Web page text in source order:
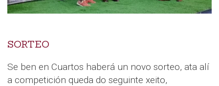
SORTEO
Se ben en Cuartos haberá un novo sorteo, ata alí
a competición queda do seguinte xeito,